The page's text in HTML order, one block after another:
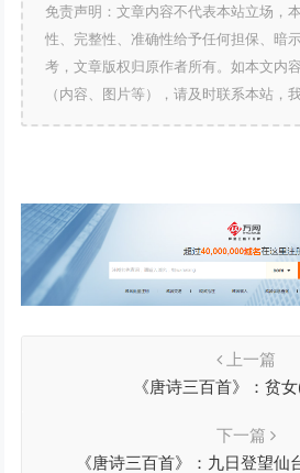
免责声明：文章内容不代表本站立场，
性、完整性、准确性给予任何担保、暗
考，文章版权归原作者所有。如本文内
（内容、图片等），请及时联系本站，
上一篇
《唐诗三百首》：贫
下一篇
《唐诗三百首》：九日登望仙